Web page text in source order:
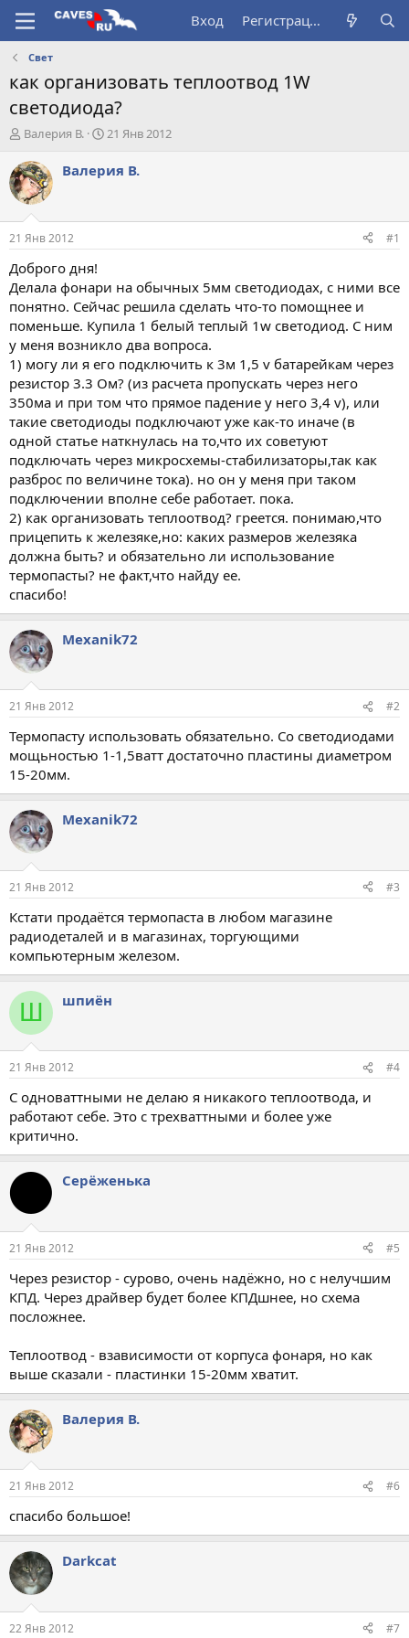
Вход Регистрация
Свет
как организовать теплоотвод 1W
светодиода?
А
т
о
р
т
е
м
ы
Валерия В.
Д
т
а
21 Янв 2012
Валерия В.
21 Янв 2012 #1
Доброго дня!
Делала фонари на обычных 5мм светодиодах, с ними все
понятно. Сейчас решила сделать что-то помощнее и
поменьше. Купила 1 белый теплый 1w светодиод. С ним
у меня возникло два вопроса.
1) могу ли я его подключить к 3м 1,5 v батарейкам через
резистор 3.3 Ом? (из расчета пропускать через него
350ма и при том что прямое падение у него 3,4 v), или
такие светодиоды подключают уже как-то иначе (в
одной статье наткнулась на то,что их советуют
подключать через микросхемы-стабилизаторы,так как
разброс по величине тока). но он у меня при таком
подключении вполне себе работает. пока.
2) как организовать теплоотвод? греется. понимаю,что
прицепить к железяке,но: каких размеров железяка
должна быть? и обязательно ли использование
термопасты? не факт,что найду ее.
спасибо!
Mexanik72
21 Янв 2012 #2
Термопасту использовать обязательно. Со светодиодами
мощьностью 1-1,5ватт достаточно пластины диаметром
15-20мм.
Mexanik72
21 Янв 2012 #3
Кстати продаётся термопаста в любом магазине
радиодеталей и в магазинах, торгующими
компьютерным железом.
Ш шпиён
21 Янв 2012 #4
С одноваттными не делаю я никакого теплоотвода, и
работают себе. Это с трехваттными и более уже
критично.
Серёженька
21 Янв 2012 #5
Через резистор - сурово, очень надёжно, но с нелучшим
КПД. Через драйвер будет более КПДшнее, но схема
посложнее.
Теплоотвод - взависимости от корпуса фонаря, но как
выше сказали - пластинки 15-20мм хватит.
Валерия В.
21 Янв 2012 #6
спасибо большое!
Darkcat
22 Янв 2012 #7